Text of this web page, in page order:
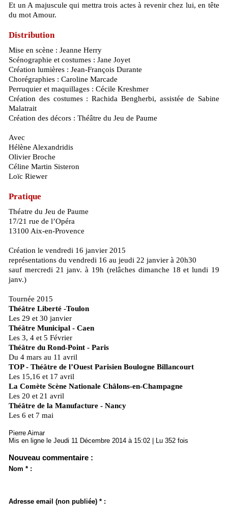
Et un A majuscule qui mettra trois actes à revenir chez lui, en tête
du mot Amour.
Distribution
Mise en scène : Jeanne Herry
Scénographie et costumes : Jane Joyet
Création lumières : Jean-François Durante
Chorégraphies : Caroline Marcade
Perruquier et maquillages : Cécile Kreshmer
Création des costumes : Rachida Bengherbi, assistée de Sabine
Malatrait
Création des décors : Théâtre du Jeu de Paume
Avec
Hélène Alexandridis
Olivier Broche
Céline Martin Sisteron
Loïc Riewer
Pratique
Théatre du Jeu de Paume
17/21 rue de l’Opéra
13100 Aix-en-Provence
Création le vendredi 16 janvier 2015
représentations du vendredi 16 au jeudi 22 janvier à 20h30
sauf mercredi 21 janv. à 19h (relâches dimanche 18 et lundi 19
janv.)
Tournée 2015
Théâtre Liberté -Toulon
Les 29 et 30 janvier
Théâtre Municipal - Caen
Les 3, 4 et 5 Février
Théâtre du Rond-Point - Paris
Du 4 mars au 11 avril
TOP - Théâtre de l’Ouest Parisien Boulogne Billancourt
Les 15,16 et 17 avril
La Comète Scène Nationale Châlons-en-Champagne
Les 20 et 21 avril
Théâtre de la Manufacture - Nancy
Les 6 et 7 mai
Pierre Aimar
Mis en ligne le Jeudi 11 Décembre 2014 à 15:02 | Lu 352 fois
Nouveau commentaire :
Nom * :
Adresse email (non publiée) * :